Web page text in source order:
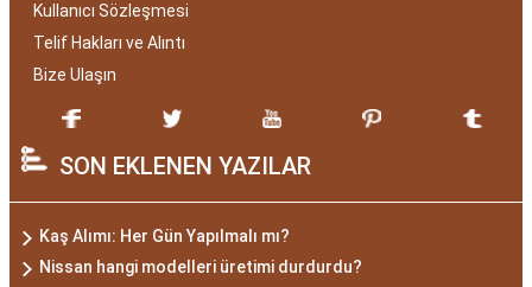
Kullanıcı Sözleşmesi
Telif Hakları ve Alıntı
Bize Ulaşın
SON EKLENEN YAZILAR
Kaş Alımı: Her Gün Yapılmalı mı?
Nissan hangi modelleri üretimi durdurdu?